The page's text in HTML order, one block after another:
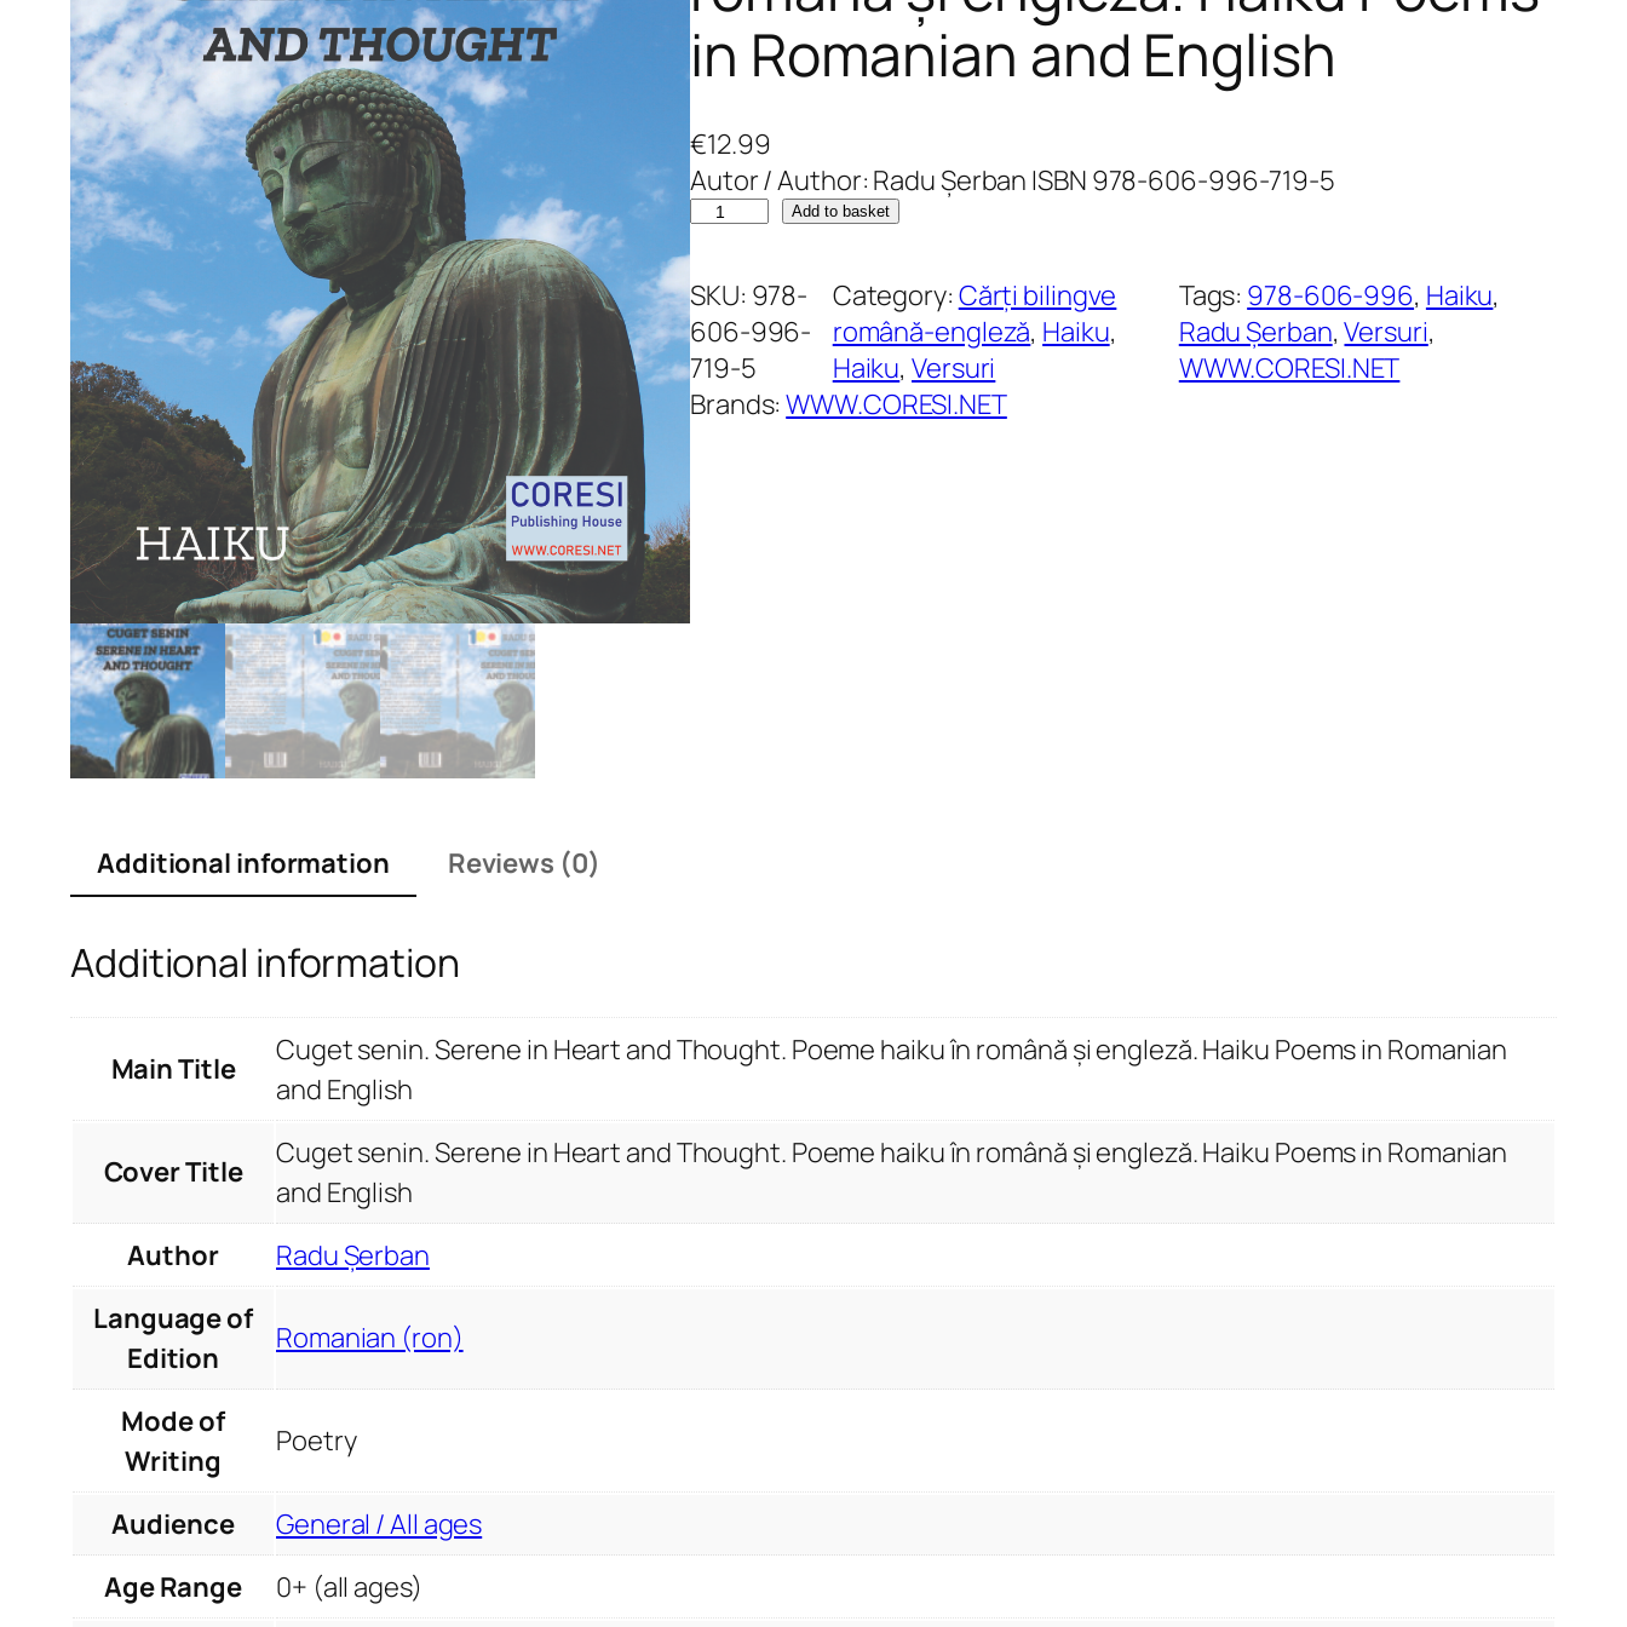
in Romanian and English
€12.99
Autor / Author: Radu Șerban ISBN 978-606-996-719-5
C
u
g
e
t
s
i
n
.
S
r
t
n
d
h
P
e
Add to basket
SKU: 978-
606-996-
719-5
Category: Cărți bilingve
română-engleză, Haiku
Haiku, Versuri
Tags: 978-606-996, Haiku
Radu Șerban, Versuri
WWW.CORESI.NET
Brands:WWW.CORESI.NET
Additional information Reviews (0)
Additional information
Main Title
Cuget senin. Serene in Heart and Thought. Poeme haiku în română și engleză. Haiku Poems in Romanian
and English
Cover Title
Cuget senin. Serene in Heart and Thought. Poeme haiku în română și engleză. Haiku Poems in Romanian
and English
Author
Radu Șerban
Language of
Edition
Romanian (ron)
Mode of
Writing
Poetry
Audience
General / All ages
Age Range
0+ (all ages)